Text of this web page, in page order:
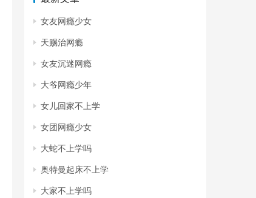
女友网瘾少女
天赐治网瘾
女友沉迷网瘾
大爷网瘾少年
女儿回家不上学
女团网瘾少女
大蛇不上学吗
奥特曼起床不上学
大家不上学吗